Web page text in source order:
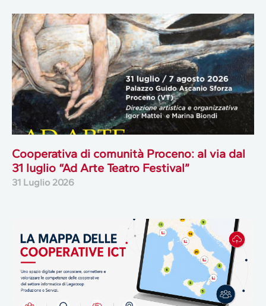
Cooperativa di comunità Proceno: al via dal
31 luglio “Ad Arte Teatro Festival”
31 Luglio 2026